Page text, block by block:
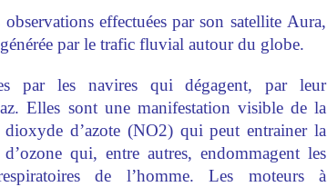
effectuées par son satellite Aura,
par le trafic fluvial autour du globe.
par les navires qui dégagent, par leur
Elles sont une manifestation visible de la
d’azote (NO2) qui peut entrainer la
qui, entre autres, endommagent les
de l’homme. Les moteurs à